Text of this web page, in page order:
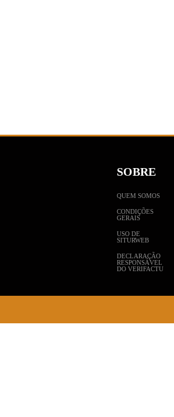
SOBRE
QUEM SOMOS
CONDIÇÕES
GERAIS
USO DE
SITURWEB
DECLARAÇÃO
RESPONSÁVEL
DO VERIFACTU